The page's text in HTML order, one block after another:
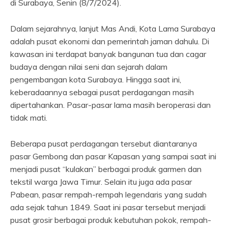
di Surabaya, Senin (8/7/2024).
Dalam sejarahnya, lanjut Mas Andi, Kota Lama Surabaya
adalah pusat ekonomi dan pemerintah jaman dahulu. Di
kawasan ini terdapat banyak bangunan tua dan cagar
budaya dengan nilai seni dan sejarah dalam
pengembangan kota Surabaya. Hingga saat ini,
keberadaannya sebagai pusat perdagangan masih
dipertahankan. Pasar-pasar lama masih beroperasi dan
tidak mati.
Beberapa pusat perdagangan tersebut diantaranya
pasar Gembong dan pasar Kapasan yang sampai saat ini
menjadi pusat “kulakan” berbagai produk garmen dan
tekstil warga Jawa Timur. Selain itu juga ada pasar
Pabean, pasar rempah-rempah legendaris yang sudah
ada sejak tahun 1849. Saat ini pasar tersebut menjadi
pusat grosir berbagai produk kebutuhan pokok, rempah-